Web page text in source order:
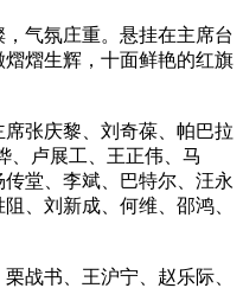
气氛庄重。悬挂在主席台
熠生辉，十面鲜艳的红旗
张庆黎、刘奇葆、帕巴拉
、卢展工、王正伟、马
堂、李斌、巴特尔、汪永
、刘新成、何维、邵鸿、
战书、王沪宁、赵乐际、